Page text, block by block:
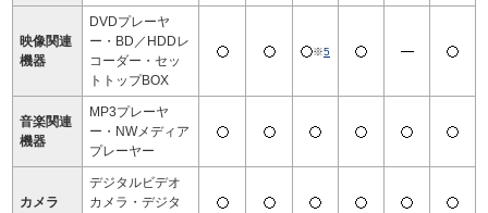
映像関連
機器
DVDプレーヤ
ー・BD／HDDレ
コーダー・セッ
トトップBOX
※5
音楽関連
機器
MP3プレーヤ
ー・NWメディア
プレーヤー
カメラ
デジタルビデオ
カメラ・デジタ